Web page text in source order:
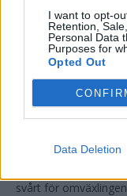
I want to opt-
Retention,
Personal Data
Purposes for
Opted Out
Data Deletion
5. Inkludera
utrymmen
Även om barnets
delta i inredning, är
hemmets
eller hall, känner de
svårt för